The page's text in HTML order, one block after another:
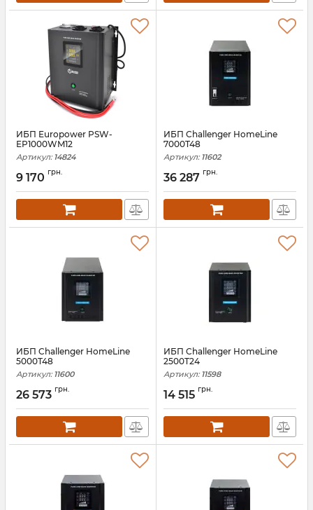
ИБП Europower PSW-
EP1000WM12
Артикул: 14824
9 170 грн.
ИБП Challenger HomeLine
7000T48
Артикул: 11602
36 287 грн.
ИБП Challenger HomeLine
5000T48
Артикул: 11600
26 573 грн.
ИБП Challenger HomeLine
2500T24
Артикул: 11598
14 515 грн.